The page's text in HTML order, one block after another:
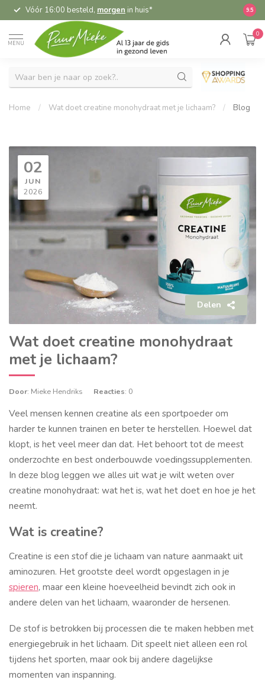
Vóór 16:00 besteld, morgen in huis* 9.5
MENU
0
Home / Wat doet creatine monohydraat met je lichaam? / Blog
02
JUN
2026
Delen
Wat doet creatine monohydraat
met je lichaam?
Door: Mieke Hendriks Reacties: 0
Veel mensen kennen creatine als een sportpoeder om
harder te kunnen trainen en beter te herstellen. Hoewel dat
klopt, is het veel meer dan dat. Het behoort tot de meest
onderzochte en best onderbouwde voedingssupplementen.
In deze blog leggen we alles uit wat je wilt weten over
creatine monohydraat: wat het is, wat het doet en hoe je het
neemt.
Wat is creatine?
Creatine is een stof die je lichaam van nature aanmaakt uit
aminozuren. Het grootste deel wordt opgeslagen in je
spieren, maar een kleine hoeveelheid bevindt zich ook in
andere delen van het lichaam, waaronder de hersenen.
De stof is betrokken bij processen die te maken hebben met
energiegebruik in het lichaam. Dit speelt niet alleen een rol
tijdens het sporten, maar ook bij andere dagelijkse
momenten van inspanning.